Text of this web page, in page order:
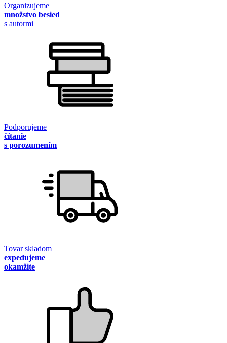
Organizujeme
množstvo besied
s autormi
Podporujeme
čítanie
s porozumením
Tovar skladom
expedujeme
okamžite